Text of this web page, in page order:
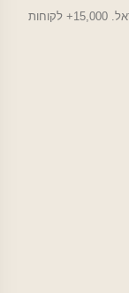
טפטים, מדבקות קיר וציפויי זכוכית. ייצור במפעל בישראל. 15,000+ לקוחות